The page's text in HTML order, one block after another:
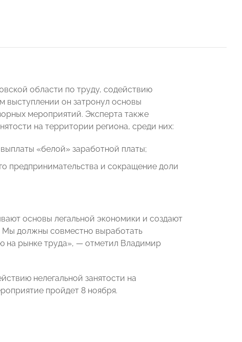
области по труду, содействию
выступлении он затронул основы
мероприятий. Эксперта также
на территории региона, среди них:
«белой» заработной платы;
предпринимательства и сокращение доли
основы легальной экономики и создают
Мы должны совместно выработать
на рынке труда», — отметил Владимир
нелегальной занятости на
пройдет 8 ноября.